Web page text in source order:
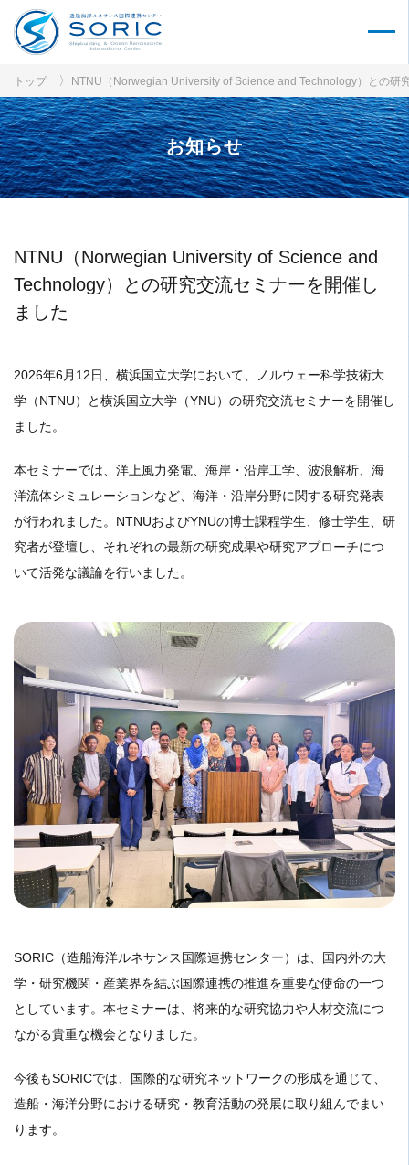
トップ NTNU（Norwegian University of Science and Technology）との研
お知らせ
NTNU（Norwegian University of Science and
Technology）との研究交流セミナーを開催し
ました
2026年6月12日、横浜国立大学において、ノルウェー科学技術大
学（NTNU）と横浜国立大学（YNU）の研究交流セミナーを開催し
ました。
本セミナーでは、洋上風力発電、海岸・沿岸工学、波浪解析、海
洋流体シミュレーションなど、海洋・沿岸分野に関する研究発表
が行われました。NTNUおよびYNUの博士課程学生、修士学生、研
究者が登壇し、それぞれの最新の研究成果や研究アプローチにつ
いて活発な議論を行いました。
SORIC（造船海洋ルネサンス国際連携センター）は、国内外の大
学・研究機関・産業界を結ぶ国際連携の推進を重要な使命の一つ
としています。本セミナーは、将来的な研究協力や人材交流につ
ながる貴重な機会となりました。
今後もSORICでは、国際的な研究ネットワークの形成を通じて、
造船・海洋分野における研究・教育活動の発展に取り組んでまい
ります。